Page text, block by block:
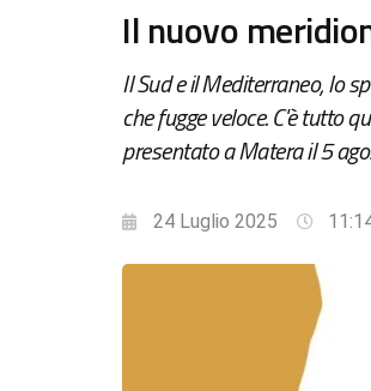
Il nuovo
Il Sud e il Mediterraneo, lo
che fugge veloce. C'è tutto
presentato a Matera il 5
24 Luglio 2025